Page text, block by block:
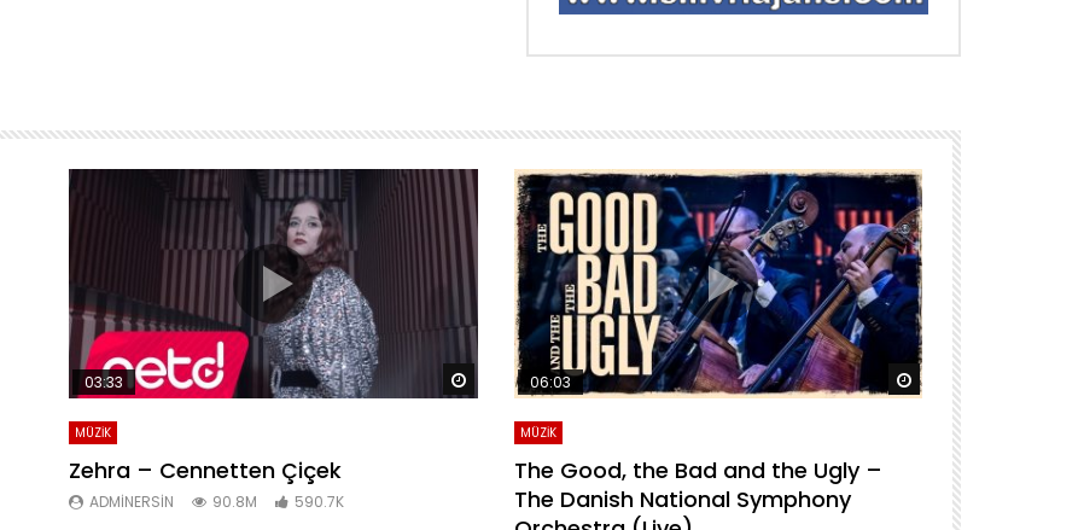
Daha sonra izle Daha sonra izle
03:33
MÜZİK
Zehra – Cennetten Çiçek
ADMINERSIN 90.8M 590.7K
Daha sonra izle
06:03
MÜZİK
The Good, the Bad and the Ugly –
The Danish National Symphony
For A Few
National